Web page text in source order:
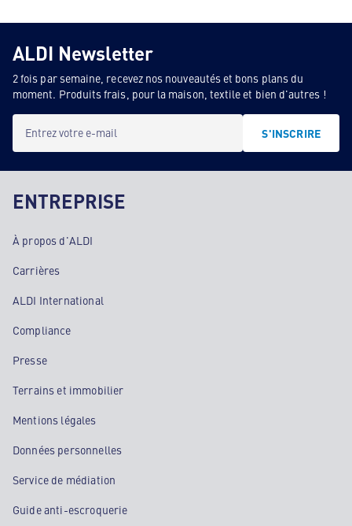
ALDI Newsletter
2 fois par semaine, recevez nos nouveautés et bons plans du
moment. Produits frais, pour la maison, textile et bien d'autres !
Entrez votre e-mail S'INSCRIRE
ENTREPRISE
À propos d'ALDI
Carrières
ALDI International
Compliance
Presse
Terrains et immobilier
Mentions légales
Données personnelles
Service de médiation
Guide anti-escroquerie